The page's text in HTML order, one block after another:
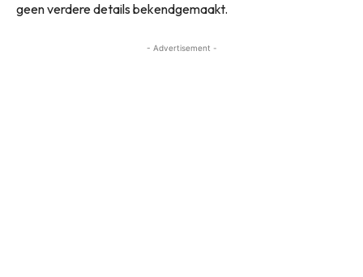
geen verdere details bekendgemaakt.
- Advertisement -